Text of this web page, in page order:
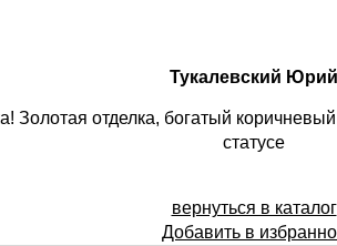
Тукалевский Юрий
Золотая отделка, богатый
статусе
вернуться в каталог
Добавить в